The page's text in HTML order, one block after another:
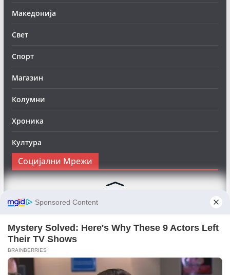
Македонија
Свет
Спорт
Магазин
Колумни
Хроника
Култура
Социјални Мрежи
Следете нè на Фејсбук за да сте во тек со најновите